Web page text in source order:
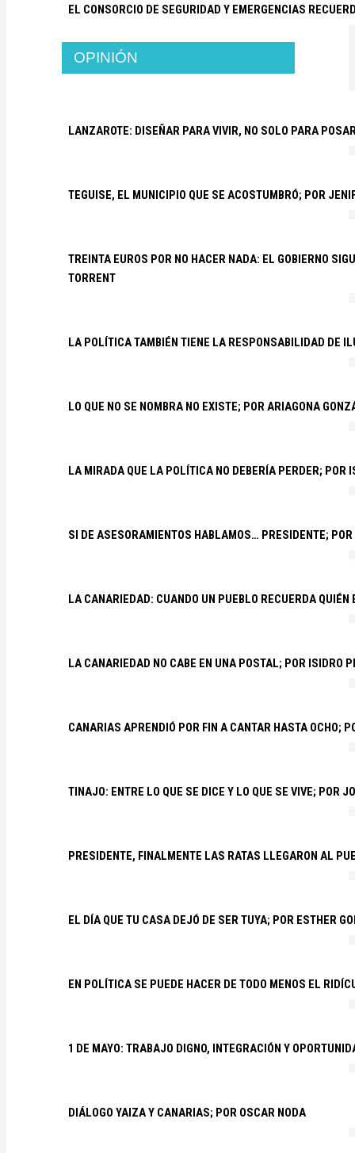
EL CONSORCIO DE SEGURIDAD Y EMERGENCIAS
OPINIÓN
LANZAROTE: DISEÑAR PARA VIVIR, NO SOLO PARA
TEGUISE, EL MUNICIPIO QUE SE ACOSTUMBRÓ; POR
TREINTA EUROS POR NO HACER NADA: EL GOBIERNO
TORRENT
LA POLÍTICA TAMBIÉN TIENE LA RESPONSABILIDAD DE
LO QUE NO SE NOMBRA NO EXISTE; POR ARIAGONA
LA MIRADA QUE LA POLÍTICA NO DEBERÍA PERDER; POR
SI DE ASESORAMIENTOS HABLAMOS… PRESIDENTE;
LA CANARIEDAD: CUANDO UN PUEBLO RECUERDA QUIÉN
LA CANARIEDAD NO CABE EN UNA POSTAL; POR ISIDRO
CANARIAS APRENDIÓ POR FIN A CANTAR HASTA OCHO;
TINAJO: ENTRE LO QUE SE DICE Y LO QUE SE VIVE; POR
PRESIDENTE, FINALMENTE LAS RATAS LLEGARON AL
EL DÍA QUE TU CASA DEJÓ DE SER TUYA; POR ESTHER
EN POLÍTICA SE PUEDE HACER DE TODO MENOS EL
1 DE MAYO: TRABAJO DIGNO, INTEGRACIÓN Y
DIÁLOGO YAIZA Y CANARIAS; POR OSCAR NODA